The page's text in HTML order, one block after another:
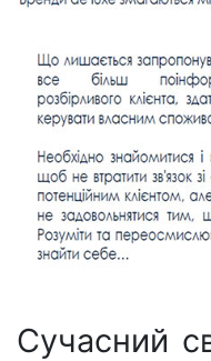
Сучасний